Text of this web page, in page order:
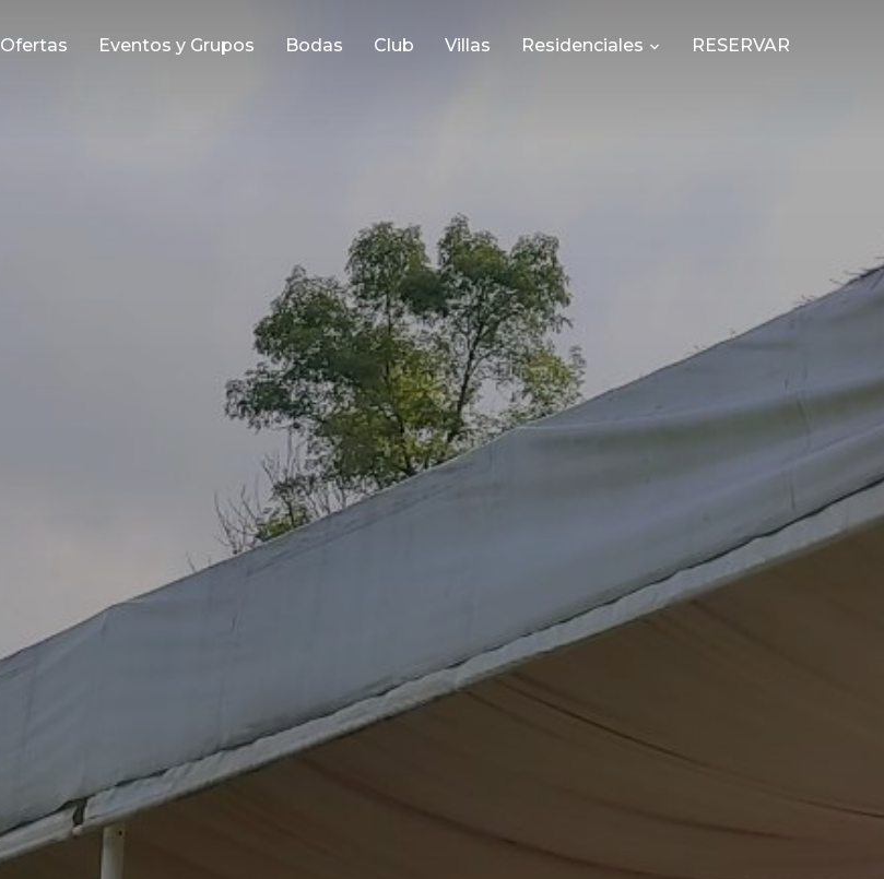
Ofertas Eventos y Grupos Bodas Club Villas Residenciales RESERVAR